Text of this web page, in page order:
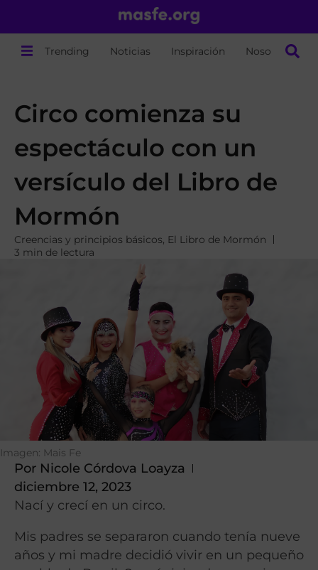
Trending Noticias Inspiración Nosotros
Circo comienza su
espectáculo con un
versículo del Libro de
Mormón
Creencias y principios básicos, El Libro de Mormón
3 min de lectura
Imagen: Mais Fe
Por Nicole Córdova Loayza
diciembre 12, 2023
Nací y crecí en un circo.
Mis padres se separaron cuando tenía nueve
años y mi madre decidió vivir en un pequeño